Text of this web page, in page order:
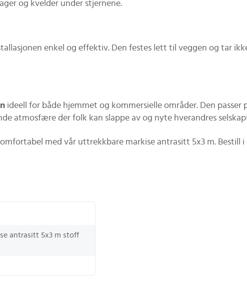
og kvelder under stjernene.
enkel og effektiv. Den festes lett til veggen og tar
ideell for både hjemmet og kommersielle områder. Den passer
atmosfære der folk kan slappe av og nyte hverandres selskap!
med vår uttrekkbare markise antrasitt 5x3 m. Bestill
antrasitt 5x3 m stoff